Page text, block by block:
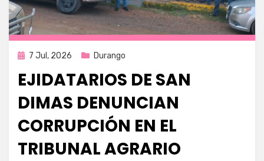
Publicada
7 Jul, 2026 Durango
EJIDATARIOS DE SAN
DIMAS DENUNCIAN
CORRUPCIÓN EN EL
TRIBUNAL AGRARIO